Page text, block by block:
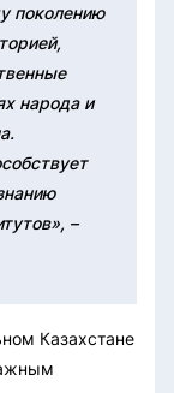
поколению
народа и
–
Казахстане